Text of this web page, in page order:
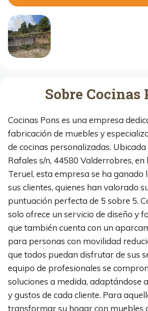
Sobre Cocinas
Cocinas Pons es una empresa
fabricación de muebles y
de cocinas personalizadas. Ubicada
Rafales s/n, 44580 Valderrobres,
Teruel, esta empresa se ha ganado
sus clientes, quienes han valorado
puntuación perfecta de 5 sobre 5.
solo ofrece un servicio de diseño y
que también cuenta con un
para personas con movilidad
que todos puedan disfrutar de sus
equipo de profesionales se
soluciones a medida, adaptándose
y gustos de cada cliente. Para
transformar su hogar con muebles